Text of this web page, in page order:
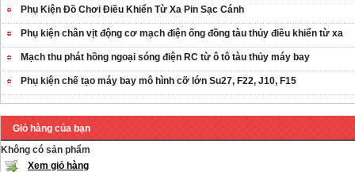
Phụ Kiện Đồ Chơi Điều Khiển Từ Xa Pin Sạc Cánh
Phụ kiện chân vịt động cơ mạch điện ống đồng tàu thủy điều khiển từ xa
Mạch thu phát hồng ngoại sóng điện RC từ ô tô tàu thủy máy bay
Phụ kiện chế tạo máy bay mô hình cỡ lớn Su27, F22, J10, F15
Giỏ hàng của bạn
Không có sản phẩm
Xem giỏ hàng